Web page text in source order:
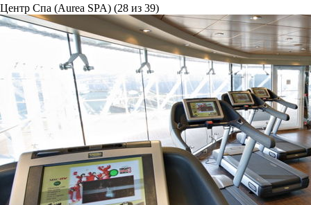
Центр Спа (Aurea SPA) (28 из 39)